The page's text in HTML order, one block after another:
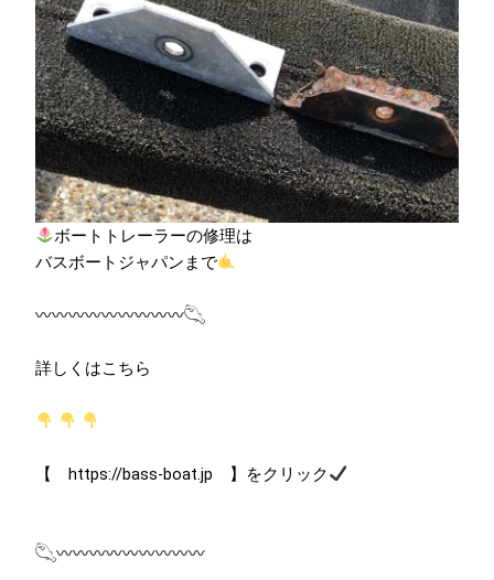
ボートトレーラーの修理は
バスボートジャパンまで
〰︎〰︎〰︎〰︎〰︎〰︎〰︎〰︎〰︎𓆡
詳しくはこちら
【https://bass-boat.jp 】をクリック
𓆡〰︎〰︎〰︎〰︎〰︎〰︎〰︎〰︎〰